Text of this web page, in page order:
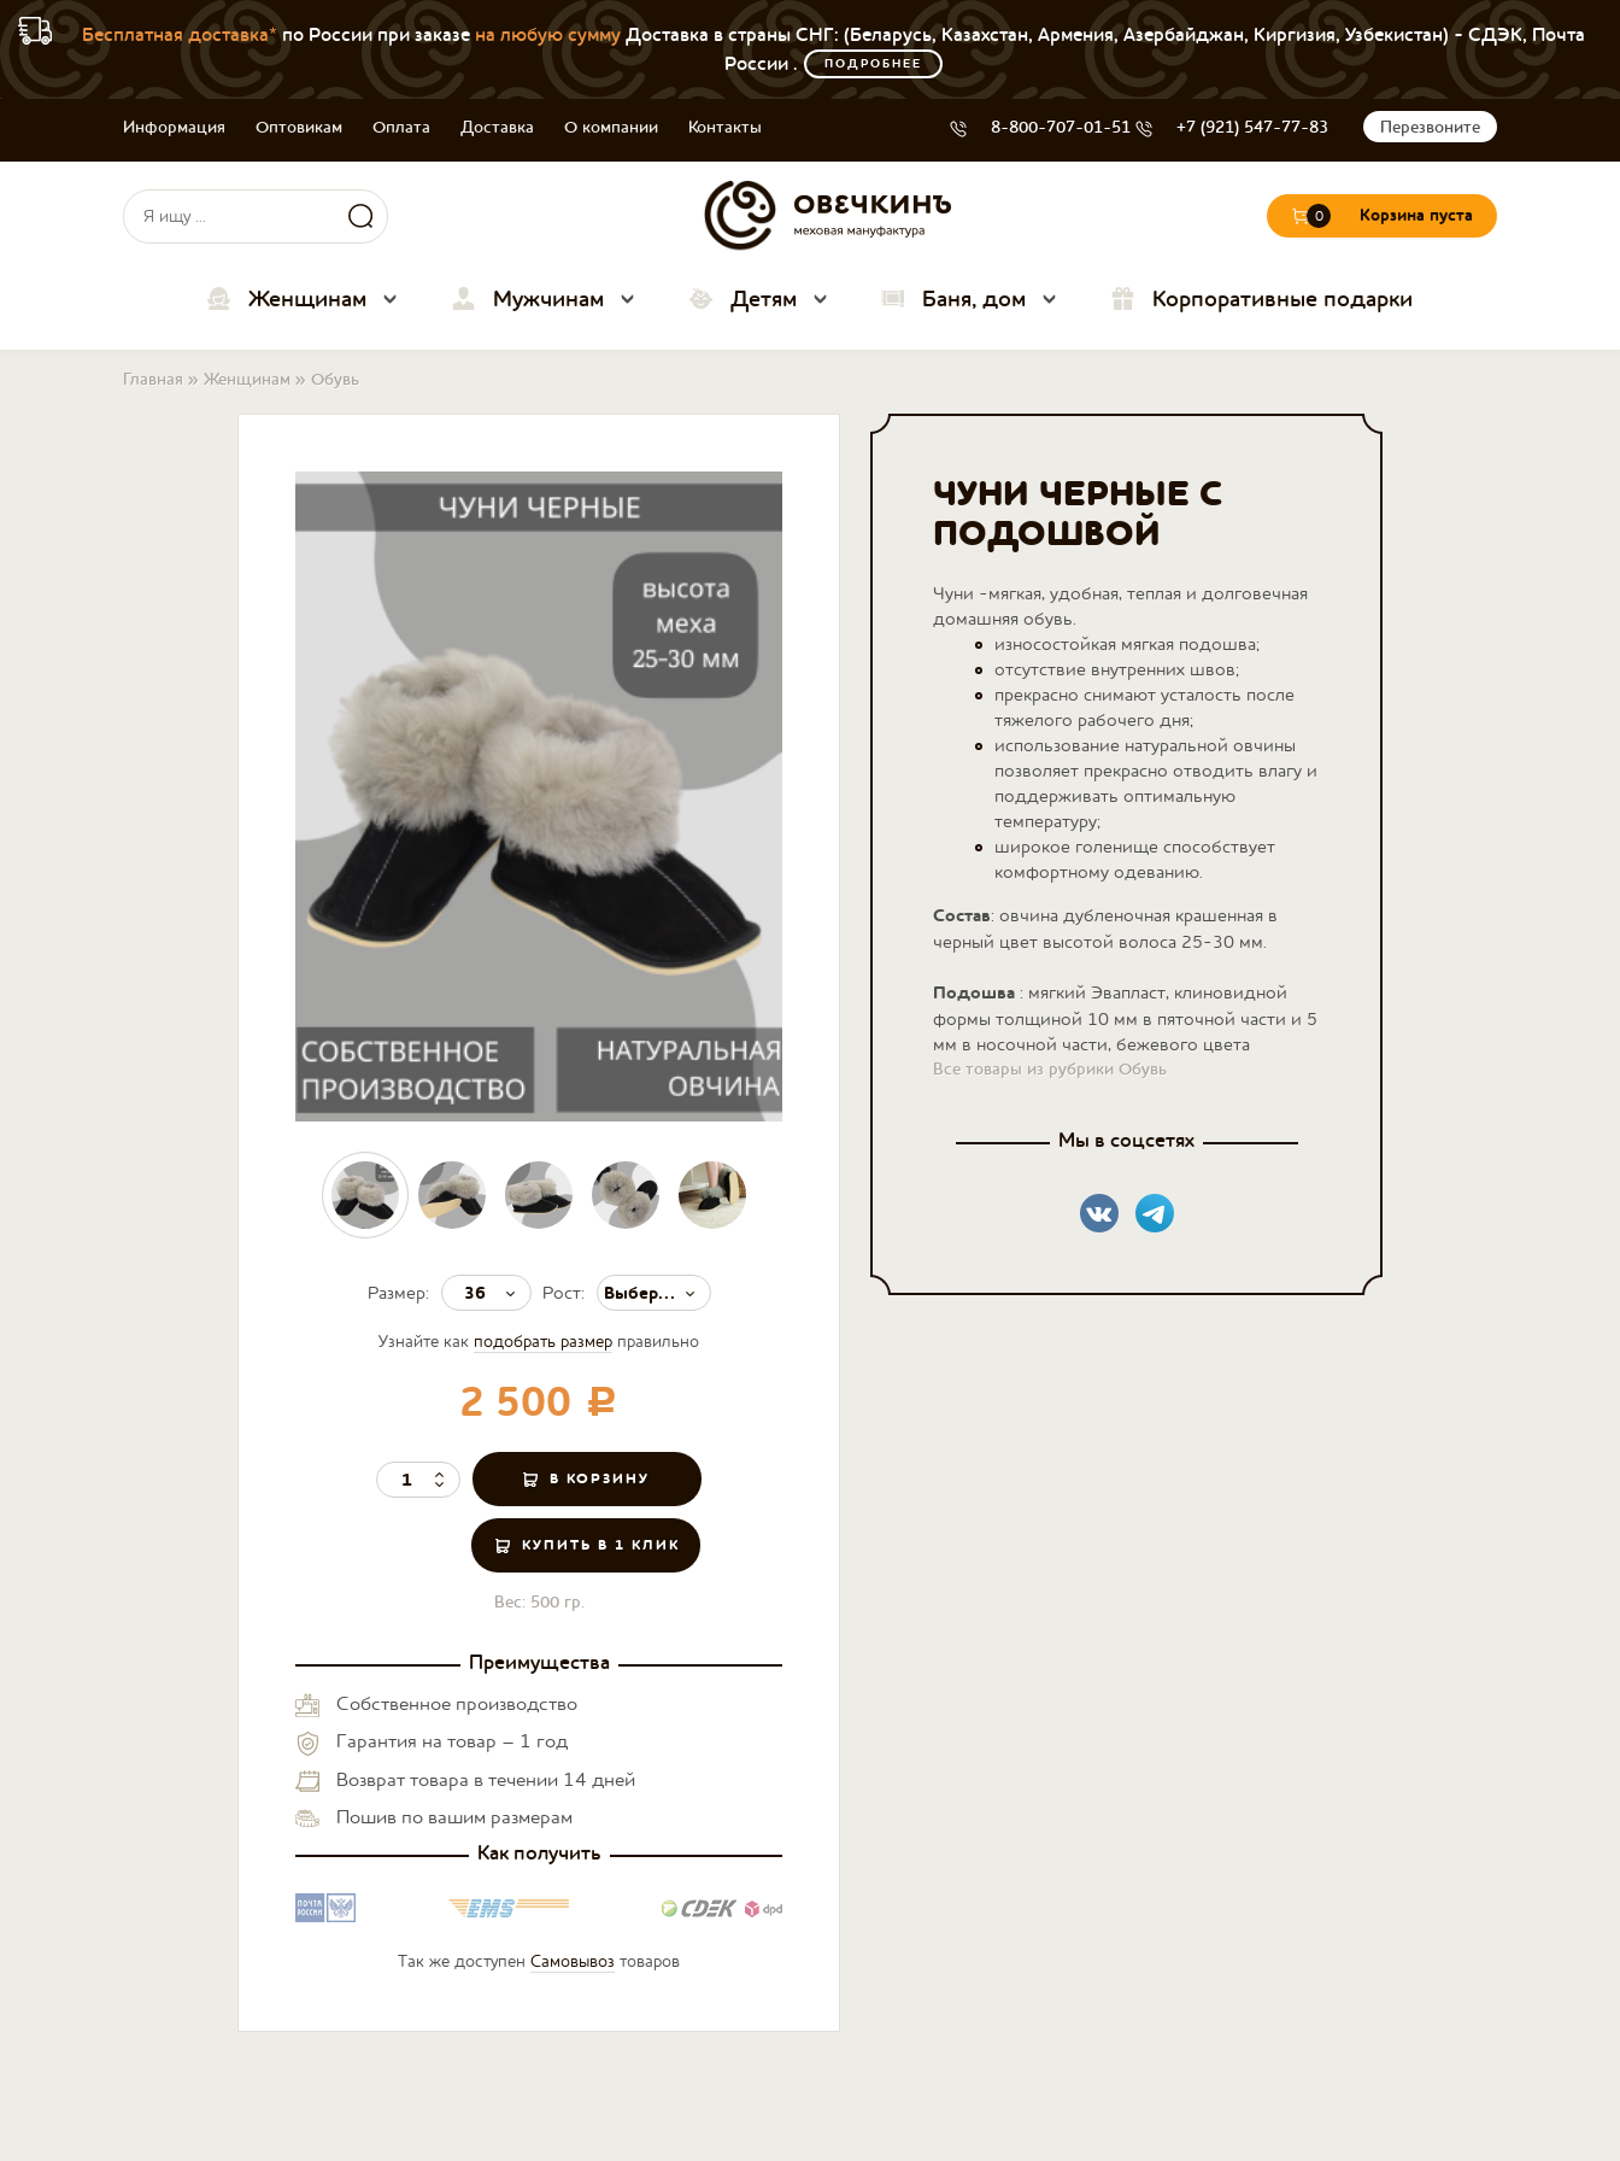
Бесплатная доставка*по России при заказе на любую суммуДоставка в страны СНГ: (Беларусь, Казахстан, Армения, Азербайджан, Киргизия, Узбекистан) - СДЭК, Почта
России .
ПОДРОБНЕЕ
Информация Оптовикам Оплата Доставка О компании Контакты 8-800-707-01-51 +7 (921) 547-77-83 Перезвоните
Форма поиска
Поиск
0 Корзина пуста
Женщинам Мужчинам Детям Баня, дом Корпоративные подарки
Вы здесь
Главная » Женщинам » Обувь
Узнайте как подобрать размер правильно
2 500 c
Размер: 36 Рост: Выберите значение
КУПИТЬ В 1 КЛИК
Вес: 500 гр.
Преимущества
Собственное производство
Гарантия на товар – 1 год
Возврат товара в течении 14 дней
Пошив по вашим размерам
Как получить
Так же доступен Самовывоз товаров
ЧУНИ ЧЕРНЫЕ С
ПОДОШВОЙ
Чуни -мягкая, удобная, теплая и долговечная
домашняя обувь.
износостойкая мягкая подошва;
отсутствие внутренних швов;
прекрасно снимают усталость после
тяжелого рабочего дня;
использование натуральной овчины
позволяет прекрасно отводить влагу и
поддерживать оптимальную
температуру;
широкое голенище способствует
комфортному одеванию.
Состав: овчина дубленочная крашенная в
черный цвет высотой волоса 25-30 мм.
Подошва : мягкий Эвапласт, клиновидной
формы толщиной 10 мм в пяточной части и 5
мм в носочной части, бежевого цвета
Все товары из рубрики Обувь
Мы в соцсетях